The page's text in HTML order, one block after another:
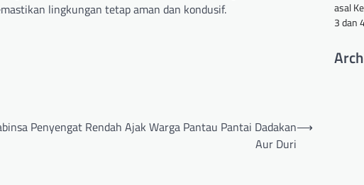
lingkungan tetap aman dan kondusif.
Penyengat Rendah Ajak Warga Pantau Pantai Dadakan
Aur Duri
⟶
asal
3 dan